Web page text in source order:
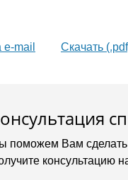
e-mail Скачать
поможем Вам
консультацию